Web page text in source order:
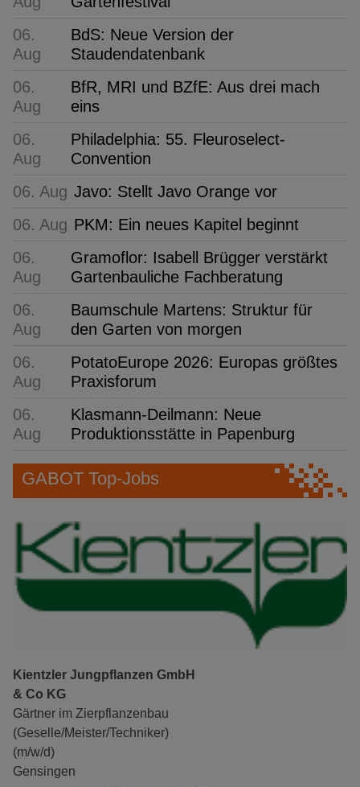
06.
Aug
BdS: Neue Version der
Staudendatenbank
06.
Aug
BfR, MRI und BZfE: Aus drei mach
eins
06.
Aug
Philadelphia: 55. Fleuroselect-
Convention
06. Aug Javo: Stellt Javo Orange vor
06. Aug PKM: Ein neues Kapitel beginnt
06.
Aug
Gramoflor: Isabell Brügger verstärkt
Gartenbauliche Fachberatung
06.
Aug
Baumschule Martens: Struktur für
den Garten von morgen
06.
Aug
PotatoEurope 2026: Europas größtes
Praxisforum
06.
Aug
Klasmann-Deilmann: Neue
Produktionsstätte in Papenburg
GABOT Top-Jobs
Kientzler Jungpflanzen GmbH
& Co KG
Gärtner im Zierpflanzenbau
(Geselle/Meister/Techniker)
(m/w/d)
Gensingen